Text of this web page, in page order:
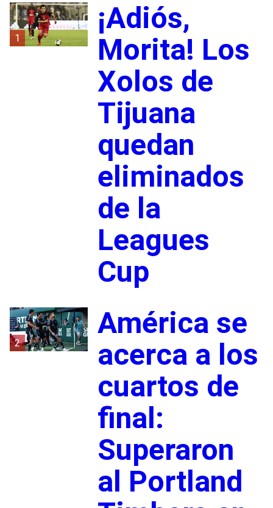
1
¡Adiós,
Morita! Los
Xolos de
Tijuana
quedan
eliminados
de la
Leagues
Cup
2
América se
acerca a los
cuartos de
final:
Superaron
al Portland